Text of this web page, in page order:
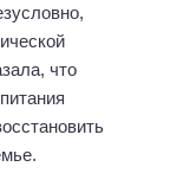
что